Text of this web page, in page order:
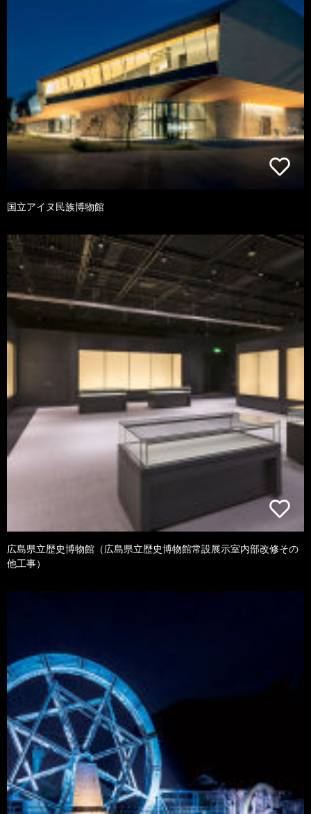
国立アイヌ民族博物館
広島県立歴史博物館（広島県立歴史博物館常設展示室内部改修その
他工事）